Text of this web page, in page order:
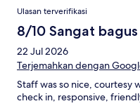
Ulasan terverifikasi
8/10 Sangat bagus
22 Jul 2026
Terjemahkan dengan
Staff was so nice, courtesy
check in, responsive,